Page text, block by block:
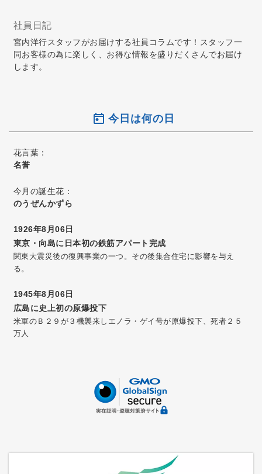
社員日記
宮内洋行スタッフがお届けする社員コラムです！スタッフ一
同お客様の為に楽しく、お得な情報を盛りだくさんでお届け
します。
今日は何の日
花言葉：
名誉
今月の誕生花：
のうぜんかずら
1926年8月06日
東京・向島に日本初の鉄筋アパート完成
関東大震災後の復興事業の一つ。その後集合住宅に影響を与え
る。
1945年8月06日
広島に史上初の原爆投下
米軍のＢ２９が３機襲来しエノラ・ゲイ号が原爆投下、死者２５
万人